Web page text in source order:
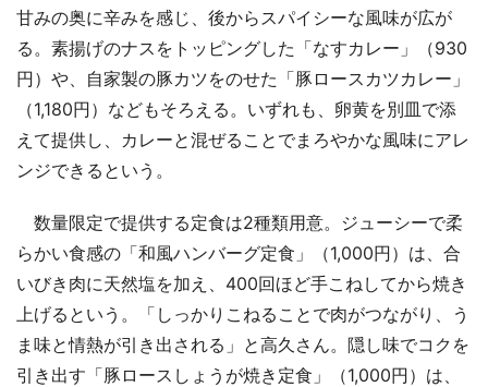
甘みの奥に辛みを感じ、後からスパイシーな風味が広が
る。素揚げのナスをトッピングした「なすカレー」（930
円）や、自家製の豚カツをのせた「豚ロースカツカレー」
（1,180円）などもそろえる。いずれも、卵黄を別皿で添
えて提供し、カレーと混ぜることでまろやかな風味にアレ
ンジできるという。
数量限定で提供する定食は2種類用意。ジューシーで柔
らかい食感の「和風ハンバーグ定食」（1,000円）は、合
いびき肉に天然塩を加え、400回ほど手こねしてから焼き
上げるという。「しっかりこねることで肉がつながり、う
ま味と情熱が引き出される」と高久さん。隠し味でコクを
引き出す「豚ロースしょうが焼き定食」（1,000円）は、